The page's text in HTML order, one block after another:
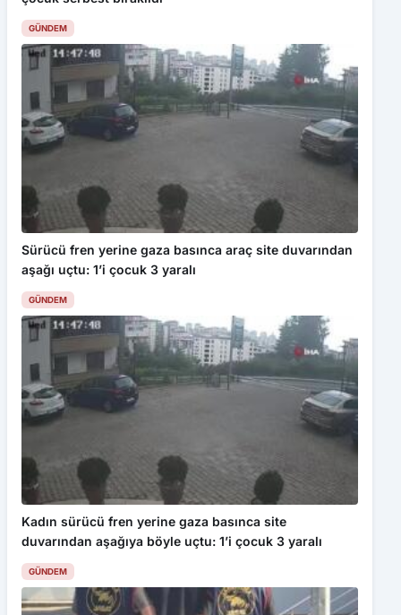
Trafik Kanunu’nda Yeni Dönem: Cezalar Katlandı, Men ve
İptaller Arttı
GÜNDEM
Sürücü fren yerine gaza basınca araç site duvarından
aşağı uçtu: 1’i çocuk 3 yaralı
GÜNDEM
Kadın sürücü fren yerine gaza basınca site
duvarından aşağıya böyle uçtu: 1’i çocuk 3 yaralı
GÜNDEM